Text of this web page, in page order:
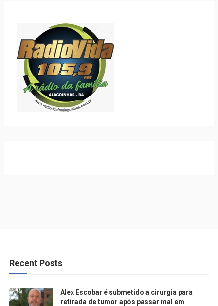
Recent Posts
Alex Escobar é submetido a cirurgia para
retirada de tumor após passar mal em